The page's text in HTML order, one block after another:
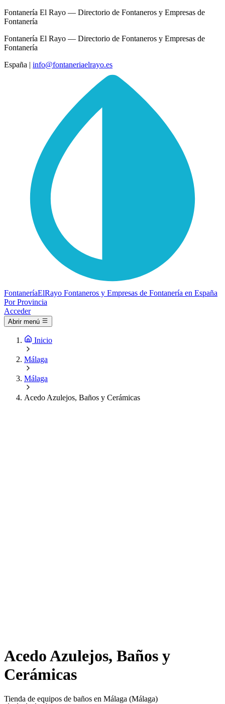
Fontanería El Rayo — Directorio de Fontaneros y Empresas de
Fontanería
Fontanería El Rayo — Directorio de Fontaneros y Empresas de
Fontanería
España | info@fontaneriaelrayo.es
FontaneríaElRayo Fontaneros y Empresas de Fontanería en España
Por Provincia
Acceder
Abrir menú
Inicio
Málaga
Málaga
Acedo Azulejos, Baños y Cerámicas
Acedo Azulejos, Baños y
Cerámicas
Tienda de equipos de baños en Málaga (Málaga)